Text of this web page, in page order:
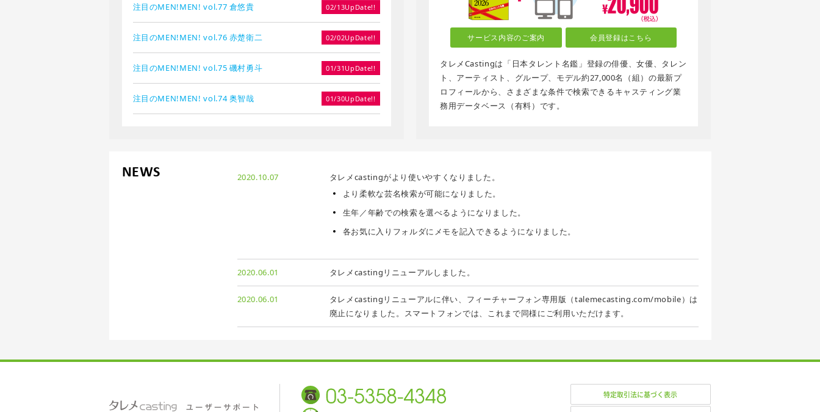
注目のMEN!MEN! vol.77 倉悠貴 02/13UpDate!!
注目のMEN!MEN! vol.76 赤楚衛二 02/02UpDate!!
注目のMEN!MEN! vol.75 磯村勇斗 01/31UpDate!!
注目のMEN!MEN! vol.74 奥智哉 01/30UpDate!!
サービス内容のご案内 会員登録はこちら
タレメCastingは「日本タレント名鑑」登録の俳優、女優、タレン
ト、アーティスト、グループ、モデル約27,000名（組）の最新プ
ロフィールから、さまざまな条件で検索できるキャスティング業
務用データベース（有料）です。
NEWS 2020.10.07
タレメcastingがより使いやすくなりました。
より柔軟な芸名検索が可能になりました。
生年／年齢での検索を選べるようになりました。
各お気に入りフォルダにメモを記入できるようになりました。
2020.06.01 タレメcastingリニューアルしました。
2020.06.01
タレメcastingリニューアルに伴い、フィーチャーフォン専用版（talemecasting.com/mobile）は
廃止になりました。スマートフォンでは、これまで同様にご利用いただけます。
特定取引法に基づく表示